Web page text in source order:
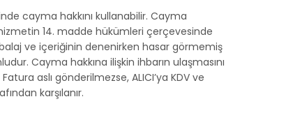
cayma hakkını kullanabilir. Cayma
14. madde hükümleri çerçevesinde
ve içeriğinin denenirken hasar görmemiş
Cayma hakkına ilişkin ihbarın ulaşmasını
aslı gönderilmezse, ALICI’ya KDV ve
karşılanır.